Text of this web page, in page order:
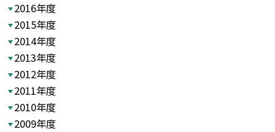
2016年度
2015年度
2014年度
2013年度
2012年度
2011年度
2010年度
2009年度